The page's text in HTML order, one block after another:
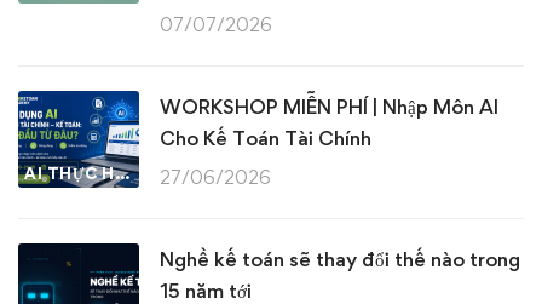
07/07/2026
AI THỰC HÀNH
WORKSHOP MIỄN PHÍ | Nhập Môn AI
Cho Kế Toán Tài Chính
27/06/2026
Nghề kế toán sẽ thay đổi thế nào trong
15 năm tới